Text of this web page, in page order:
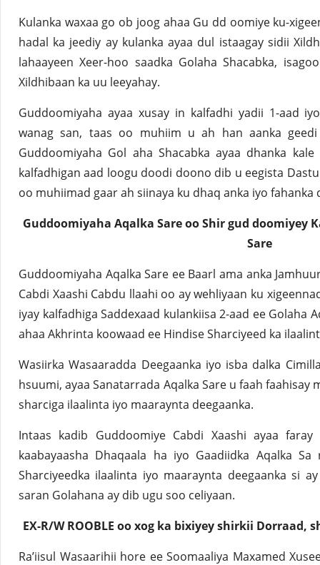
Kulanka waxaa go ob joog ahaa Gu dd oomiye ku-
hadal ka jeediy ay kulanka ayaa dul istaagay sidii
lahaayeen Xeer-hoo saadka Golaha Shacabka,
Xildhibaan ka uu leeyahay.
Guddoomiyaha ayaa xusay in kalfadhi yadii 1-aad
wanag san, taas oo muhiim u ah han aanka
Guddoomiyaha Gol aha Shacabka ayaa dhanka
kalfadhigan aad loogu doodi doono dib u eegista
oo muhiimad gaar ah siinaya ku dhaq anka iyo fahanka
Guddoomiyaha Aqalka Sare oo Shir gud doomiyey
Sare
Guddoomiyaha Aqalka Sare ee Baarl ama anka
Cabdi Xaashi Cabdu llaahi oo ay wehliyaan ku
iyay kalfadhiga Saddexaad kulankiisa 2-aad ee Golaha
ahaa Akhrinta koowaad ee Hindise Sharciyeed ka
Wasiirka Wasaaradda Deegaanka iyo isba dalka
hsuumi, ayaa Sanatarrada Aqalka Sare u faah faahisay
sharciga ilaalinta iyo maaraynta deegaanka.
Intaas kadib Guddoomiye Cabdi Xaashi ayaa
kaabayaasha Dhaqaala ha iyo Gaadiidka Aqalka
Sharciyeedka ilaalinta iyo maaraynta deegaanka si
saran Golahana ay dib ugu soo celiyaan.
EX-R/W ROOBLE oo xog ka bixiyey shirkii
Ra’iisul Wasaarihii hore ee Soomaaliya Maxamed